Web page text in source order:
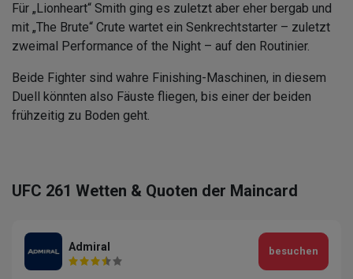
Für „Lionheart“ Smith ging es zuletzt aber eher bergab und
mit „The Brute“ Crute wartet ein Senkrechtstarter – zuletzt
zweimal Performance of the Night – auf den Routinier.
Beide Fighter sind wahre Finishing-Maschinen, in diesem
Duell könnten also Fäuste fliegen, bis einer der beiden
frühzeitig zu Boden geht.
UFC 261 Wetten & Quoten der Maincard
Admiral besuchen